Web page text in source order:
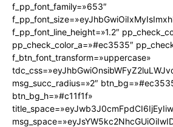
f_pp_font_family=»653″
f_pp_font_line_height=»1.2″
pp_check_color_a=»#ec3535″
f_btn_font_transform=»uppercase»
msg_succ_radius=»2″
btn_bg_h=»#c11f1f»